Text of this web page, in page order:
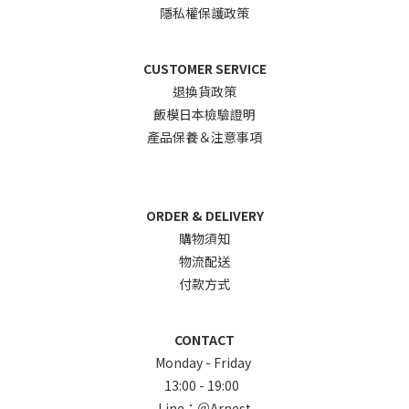
隱私權保護政策
CUSTOMER SERVICE
退換貨政策
飯模日本檢驗證明
產品保養＆注意事項
ORDER & DELIVERY
購物須知
物流配送
付款方式
CONTACT
Monday - Friday
13:00 - 19:00